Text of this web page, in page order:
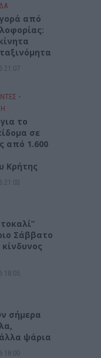
από
21:07
•
το
σε
από 1.600
Κρήτης
21:03
Σάββατο
18:05
σήμερα
ψάρια
18:00